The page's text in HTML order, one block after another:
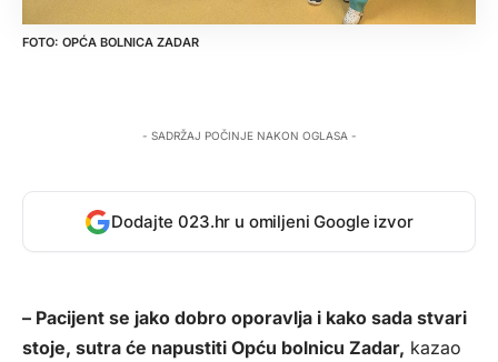
OPĆA BOLNICA ZADAR
- SADRŽAJ POČINJE NAKON OGLASA -
Dodajte 023.hr u omiljeni Google izvor
– Pacijent se jako dobro oporavlja i kako sada stvari
stoje, sutra će napustiti Opću bolnicu Zadar, kazao